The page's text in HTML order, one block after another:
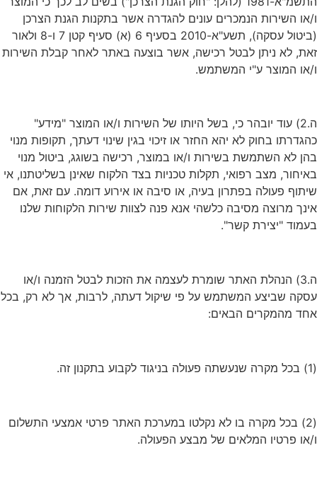
ו/או השירות הנמכרים עונים להגדרה אשר בתקנות הגנת הצרכן
(ביטול עסקה), תשע"א-2010 בסעיף 6 (א) סעיף קטן 7 ו-8 ולאור
זאת, לא ניתן לבטל רכישה, אשר בוצעה באתר לאחר קבלת השירות
ו/או המוצר ע"י המשתמש.
ה.2) עוד יובהר כי, בשל היותו של השירות ו/או המוצר "מידע"
כהגדרתו בחוק לא יהא החזר או זיכוי בגין שינוי דעתך, תקופות מנוי
בהן לא השתמשת בשירות ו/או במוצר, רכישה בשוגג, ביטול מנוי
באיחור, מצב רפואי, תקלות טכניות בצד הלקוח שאינן בשליטתנו, אי
שיתוף פעולה בפתרון בעיה, או סיבה או אירוע דומה. עם זאת, אם
אינך מרוצה מסיבה כלשהי אנא פנה לצוות שירות הלקוחות שלנו
בעמוד "יצירת קשר".
ה.3) הנהלת האתר שומרת לעצמה את הזכות לבטל הזמנה ו/או
עסקה שביצע המשתמש על פי שיקול דעתה, לרבות, אך לא רק, בכל
אחד מהמקרים הבאים:
(1) בכל מקרה שנעשתה פעולה בניגוד לקבוע בתקנון זה.
(2) בכל מקרה בו לא נקלטו במערכת האתר פרטי אמצעי התשלום
ו/או פרטיו המלאים של מבצע הפעולה.